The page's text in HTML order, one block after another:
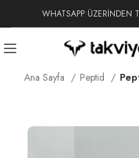
WHATSAPP ÜZERİNDEN
Ana Sayfa Peptid